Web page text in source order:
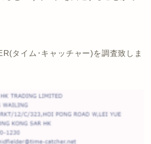
タイム･キャッチャー)を調査致しま